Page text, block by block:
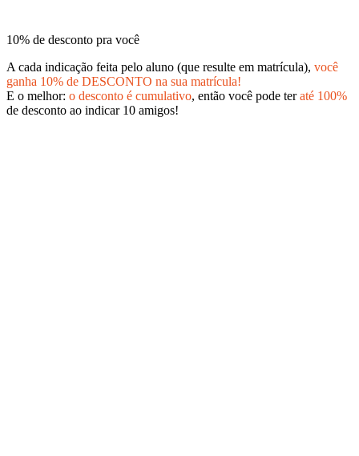
10% de desconto pra você
A cada indicação feita pelo aluno (que resulte em matrícula), você
ganha 10% de DESCONTO na sua matrícula!
E o melhor: o desconto é cumulativo, então você pode teraté 100%
de desconto ao indicar 10 amigos!